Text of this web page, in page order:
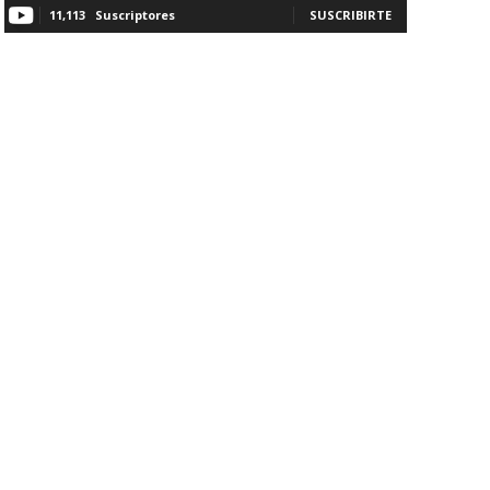
11,113 Suscriptores SUSCRIBIRTE